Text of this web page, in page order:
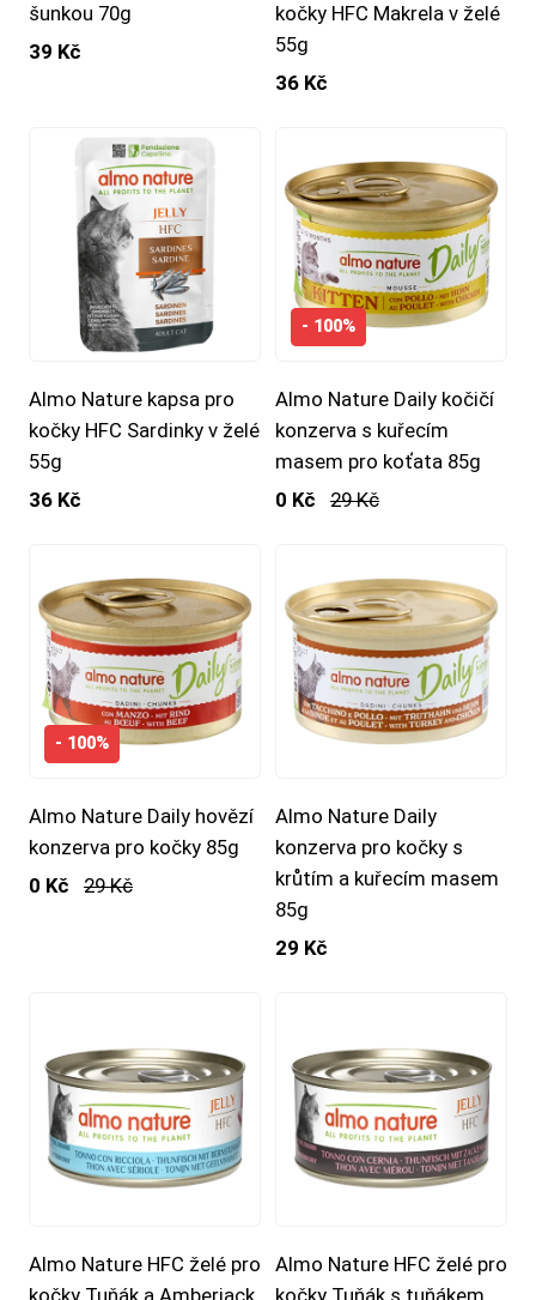
šunkou 70g
39 Kč
kočky HFC Makrela v želé
55g
36 Kč
Almo Nature kapsa pro
kočky HFC Sardinky v želé
55g
36 Kč
- 100%
Almo Nature Daily kočičí
konzerva s kuřecím
masem pro koťata 85g
0 Kč
29 Kč
- 100%
Almo Nature Daily hovězí
konzerva pro kočky 85g
0 Kč
29 Kč
Almo Nature Daily
konzerva pro kočky s
krůtím a kuřecím masem
85g
29 Kč
Almo Nature HFC želé pro
kočky Tuňák a Amberjack
Almo Nature HFC želé pro
kočky Tuňák s tuňákem